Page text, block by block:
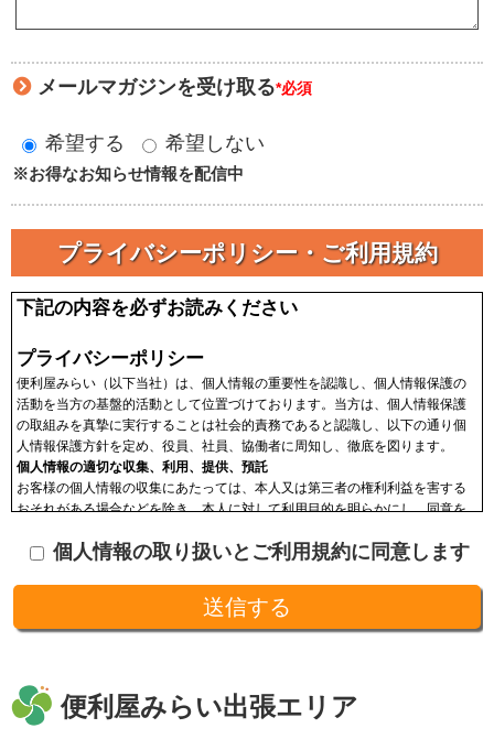
メールマガジンを受け取る*必須
希望する 希望しない
※お得なお知らせ情報を配信中
プライバシーポリシー・ご利用規約
下記の内容を必ずお読みください
プライバシーポリシー
便利屋みらい（以下当社）は、個人情報の重要性を認識し、個人情報保護の
活動を当方の基盤的活動として位置づけております。当方は、個人情報保護
の取組みを真摯に実行することは社会的責務であると認識し、以下の通り個
人情報保護方針を定め、役員、社員、協働者に周知し、徹底を図ります。
個人情報の適切な収集、利用、提供、預託
お客様の個人情報の収集にあたっては、本人又は第三者の権利利益を害する
おそれがある場合などを除き、本人に対して利用目的を明らかにし、同意を
範囲を限定し、適切に取り扱います。収集した個人情報は、法令に基づく命
十分な個人情報保護の水準を備える者を選び、また、契約等によって保護水
準を守るよう定めた上で、指導・管理を実施し、適切に取り扱います。
す。個人情報の滅失、き損、漏えいおよび不正アクセスなどの予防ならびに
是正。当方は、お客様の個人情報を厳格に管理し、滅失、き損、漏えいや不
個人情報の取り扱いとご利用規約に同意します
便利屋みらい出張エリア